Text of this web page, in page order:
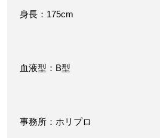
身長：175cm
血液型：B型
事務所：ホリプロ